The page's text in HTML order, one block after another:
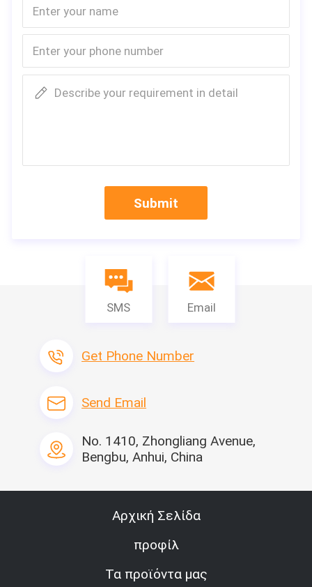
Describe your requirement in detail
Submit
SMS Email
Get Phone Number
Send Email
No. 1410, Zhongliang Avenue,
Bengbu, Anhui, China
Αρχική Σελίδα
προφίλ
Τα προϊόντα μας